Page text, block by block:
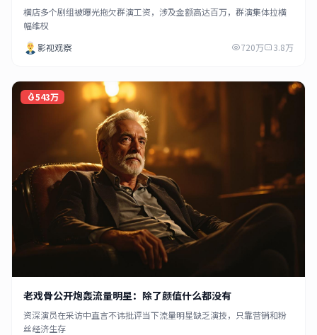
横店多个剧组被曝光拖欠群演工资，涉及金额高达百万，群演集体拉横
幅维权
影视观察
720万 3.8万
543万
老戏骨公开炮轰流量明星：除了颜值什么都没有
资深演员在采访中直言不讳批评当下流量明星缺乏演技，只靠营销和粉
丝经济生存